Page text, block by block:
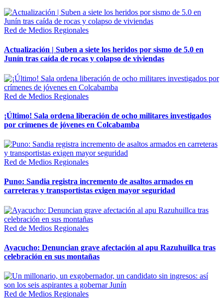
Red de Medios Regionales
Actualización | Suben a siete los heridos por sismo de 5.0 en
Junín tras caída de rocas y colapso de viviendas
Red de Medios Regionales
¡Último! Sala ordena liberación de ocho militares investigados
por crímenes de jóvenes en Colcabamba
Red de Medios Regionales
Puno: Sandia registra incremento de asaltos armados en
carreteras y transportistas exigen mayor seguridad
Red de Medios Regionales
Ayacucho: Denuncian grave afectación al apu Razuhuillca tras
celebración en sus montañas
Red de Medios Regionales